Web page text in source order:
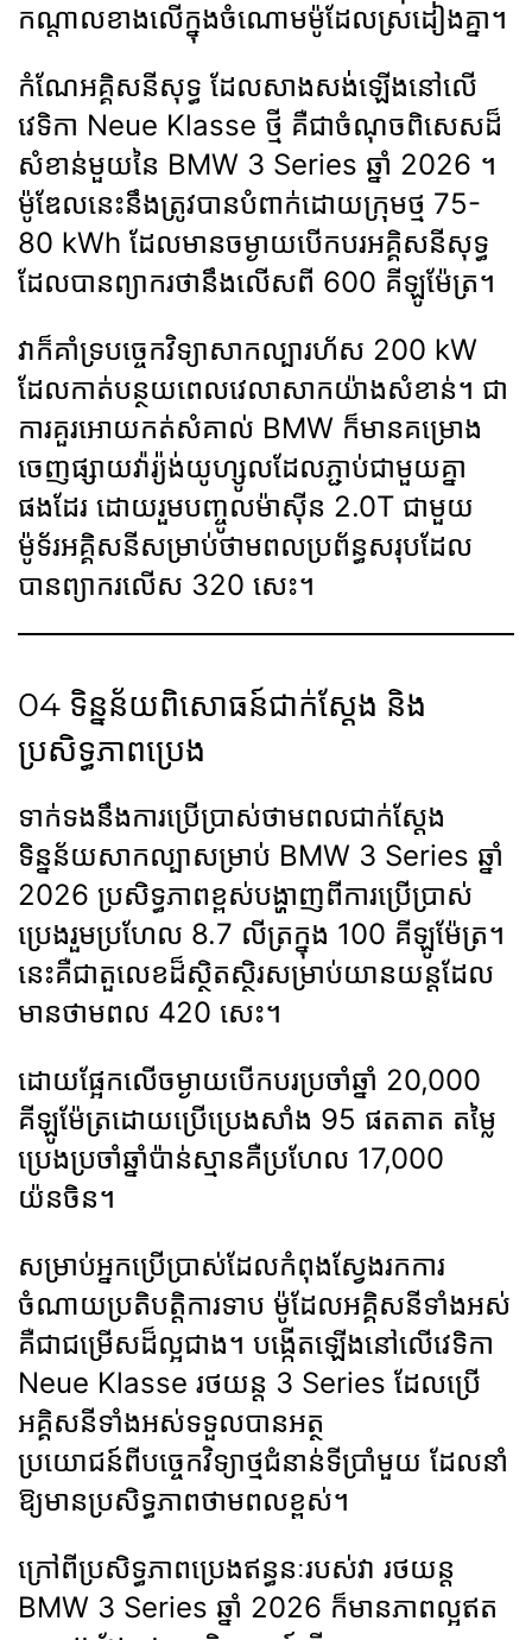
កណ្តាលខាងលើក្នុងចំណោមម៉ូដែលស្រដៀងគ្នា។
កំណែអគ្គិសនីសុទ្ធ ដែលសាងសង់ឡើងនៅលើ
វេទិកា Neue Klasse ថ្មី គឺជាចំណុចពិសេសដ៏
សំខាន់មួយនៃ BMW 3 Series ឆ្នាំ 2026 ។
ម៉ូឌែលនេះនឹងត្រូវបានបំពាក់ដោយក្រុមថ្ម 75-
80 kWh ដែលមានចម្ងាយបើកបរអគ្គិសនីសុទ្ធ
ដែលបានព្យាករថានឹងលើសពី 600 គីឡូម៉ែត្រ។
វាក៏គាំទ្របច្ចេកវិទ្យាសាកល្បារហ័ស 200 kW
ដែលកាត់បន្ថយពេលវេលាសាកយ៉ាងសំខាន់។ ជា
ការគួរអោយកត់សំគាល់ BMW ក៏មានគម្រោង
ចេញផ្សាយវ៉ារ្យ៉ង់យូហ្សូលដែលភ្ជាប់ជាមួយគ្នា
ផងដែរ ដោយរួមបញ្ចូលម៉ាស៊ីន 2.0T ជាមួយ
ម៉ូទ័រអគ្គិសនីសម្រាប់ថាមពលប្រព័ន្ធសរុបដែល
បានព្យាករលើស 320 សេះ។
04 ទិន្នន័យពិសោធន៍ជាក់ស្តែង និង
ប្រសិទ្ធភាពប្រេង
ទាក់ទងនឹងការប្រើប្រាស់ថាមពលជាក់ស្តែង
ទិន្នន័យសាកល្បាសម្រាប់ BMW 3 Series ឆ្នាំ
2026 ប្រសិទ្ធភាពខ្ពស់បង្ហាញពីការប្រើប្រាស់
ប្រេងរួមប្រហែល 8.7 លីត្រក្នុង 100 គីឡូម៉ែត្រ។
នេះគឺជាតួលេខដ៏ស្ថិតស្ថិរសម្រាប់យានយន្តដែល
មានថាមពល 420 សេះ។
ដោយផ្អែកលើចម្ងាយបើកបរប្រចាំឆ្នាំ 20,000
គីឡូម៉ែត្រដោយប្រើប្រេងសាំង 95 ផតតាត តម្លៃ
ប្រេងប្រចាំឆ្នាំប៉ាន់ស្មានគឺប្រហែល 17,000
យ៉នចិន។
សម្រាប់អ្នកប្រើប្រាស់ដែលកំពុងស្វែងរកការ
ចំណាយប្រតិបត្តិការទាប ម៉ូដែលអគ្គិសនីទាំងអស់
គឺជាជម្រើសដ៏ល្អជាង។ បង្កើតឡើងនៅលើវេទិកា
Neue Klasse រថយន្ត 3 Series ដែលប្រើ
អគ្គិសនីទាំងអស់ទទួលបានអត្ថ
ប្រយោជន៍ពីបច្ចេកវិទ្យាថ្មជំនាន់ទីប្រាំមួយ ដែលនាំ
ឱ្យមានប្រសិទ្ធភាពថាមពលខ្ពស់។
ក្រៅពីប្រសិទ្ធភាពប្រេងឥន្ធនៈរបស់វា រថយន្ត
BMW 3 Series ឆ្នាំ 2026 ក៏មានភាពល្អឥត